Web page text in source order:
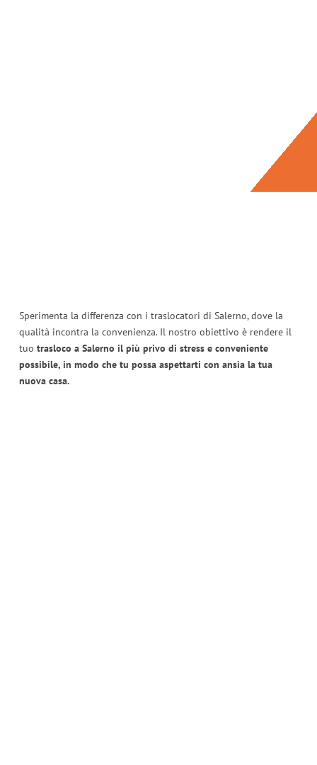
Sperimenta la differenza con i traslocatori di Salerno, dove la
qualità incontra la convenienza. Il nostro obiettivo è rendere il
tuo trasloco a Salerno il più privo di stress e conveniente
possibile, in modo che tu possa aspettarti con ansia la tua
nuova casa.